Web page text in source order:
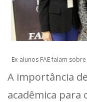
Ex-alunos FAE falam
A importância
acadêmica para